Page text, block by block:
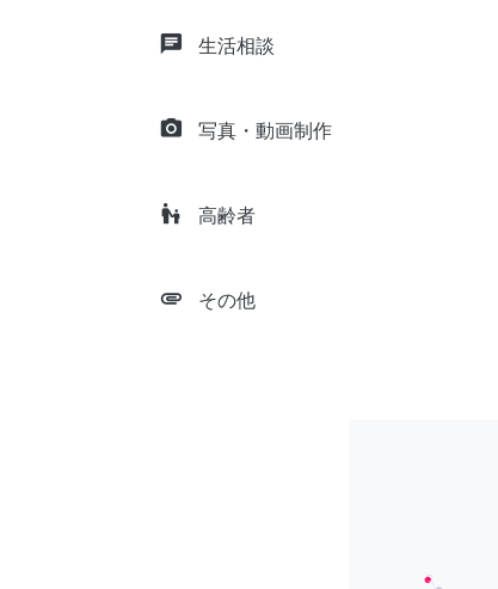
chat 生活相談
camera_alt 写真・動画制作
escalator_warning 高齢者
attachment その他